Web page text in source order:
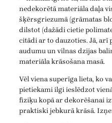
nedekorētā materiāla daļa
šķērsgriezumā (grāmatas
dilstot (dažādi cietie
citādi ar to dauzoties. Jā, arī
audumu un vilnas dzijas
materiāla krāsošana masā.
Vēl viena superīga lieta, ko
pietiekami ilgi ieslēdzot
fiziķu kopā ar dekorēšanai
praktiski jebkurā krāsā.